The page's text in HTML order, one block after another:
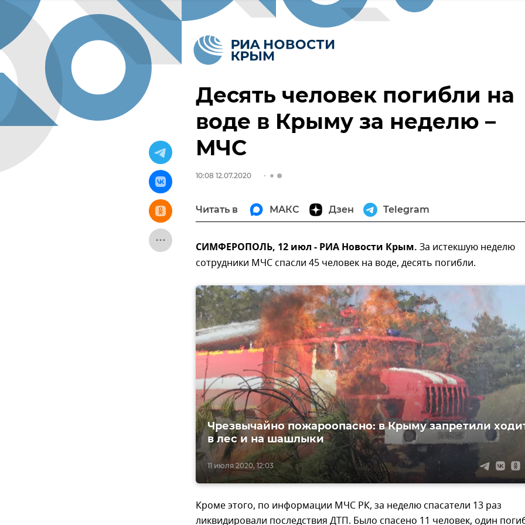
Десять человек погибли на
воде в Крыму за неделю –
МЧС
10:08 12.07.2020
Читать в МАКС Дзен Telegram
СИМФЕРОПОЛЬ, 12 июл - РИА Новости Крым. За истекшую неделю
сотрудники МЧС спасли 45 человек на воде, десять погибли.
11 июля 2020, 12:03
Чрезвычайно пожароопасно: в Крыму запретили
в лес и на шашлыки
Кроме этого, по информации МЧС РК, за неделю спасатели 13 раз
ликвидировали последствия ДТП. Было спасено 11 человек, один